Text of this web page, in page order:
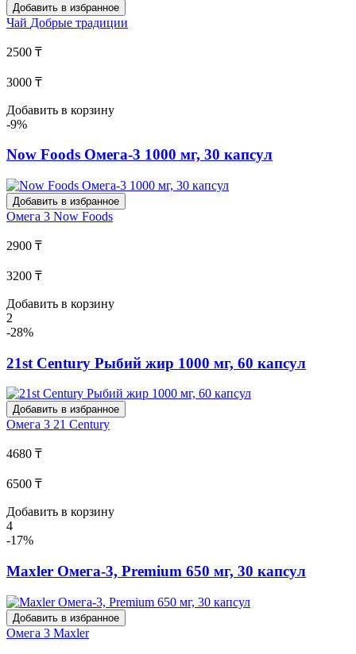
Добавить в избранное
Чай Добрые традиции
2500 ₸
3000 ₸
Добавить в корзину
-9%
Now Foods Омега-3 1000 мг, 30 капсул
Добавить в избранное
Омега 3 Now Foods
2900 ₸
3200 ₸
Добавить в корзину
2
-28%
21st Century Рыбий жир 1000 мг, 60 капсул
Добавить в избранное
Омега 3 21 Century
4680 ₸
6500 ₸
Добавить в корзину
4
-17%
Maxler Омега-3, Premium 650 мг, 30 капсул
Добавить в избранное
Омега 3 Maxler